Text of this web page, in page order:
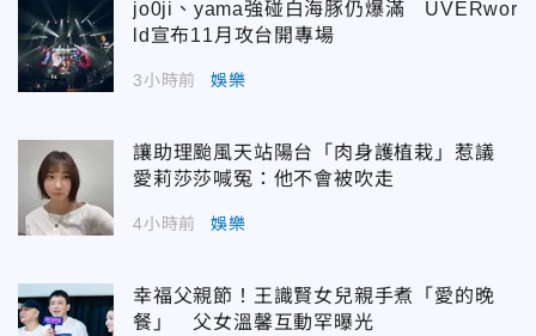
jo0ji、yama強碰白海豚仍爆滿 UVERwor
ld宣布11月攻台開專場
3小時前 娛樂
讓助理颱風天站陽台「肉身護植栽」惹議
愛莉莎莎喊冤：他不會被吹走
4小時前 娛樂
幸福父親節！王識賢女兒親手煮「愛的晚
餐」 父女溫馨互動罕曝光